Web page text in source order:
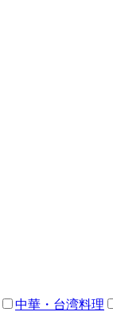
中華・台湾料理